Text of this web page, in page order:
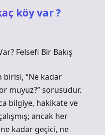
köy var ?
Felsefi Bir Bakış
birisi, “Ne kadar
muyuz?” sorusudur.
bilgiye, hakikate ve
ancak her
ne kadar geçici, ne